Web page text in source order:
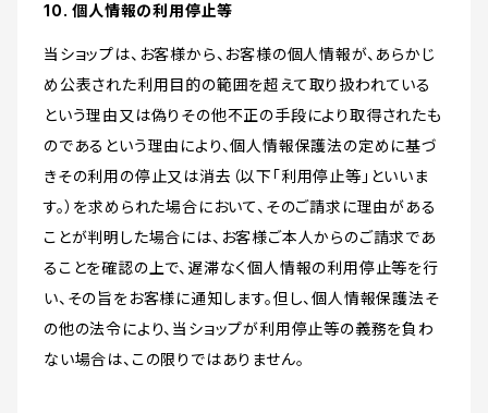
10. 個人情報の利用停止等
当ショップは、お客様から、お客様の個人情報が、あらかじ
め公表された利用目的の範囲を超えて取り扱われている
という理由又は偽りその他不正の手段により取得されたも
のであるという理由により、個人情報保護法の定めに基づ
きその利用の停止又は消去（以下「利用停止等」といいま
す。）を求められた場合において、そのご請求に理由がある
ことが判明した場合には、お客様ご本人からのご請求であ
ることを確認の上で、遅滞なく個人情報の利用停止等を行
い、その旨をお客様に通知します。但し、個人情報保護法そ
の他の法令により、当ショップが利用停止等の義務を負わ
ない場合は、この限りではありません。